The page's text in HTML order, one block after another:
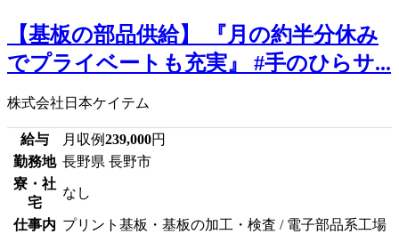
【基板の部品供給】 『月の約半分休み
でプライベートも充実』 #手のひらサ...
株式会社日本ケイテム
給与 月収例239,000円
勤務地 長野県 長野市
寮・社
宅
なし
仕事内 プリント基板・基板の加工・検査 / 電子部品系工場